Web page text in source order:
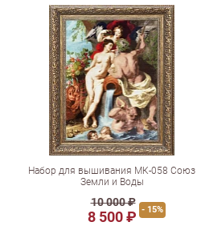
Набор для вышивания МК-058 Союз
Земли и Воды
10 000 ₽
8 500 ₽ - 15%